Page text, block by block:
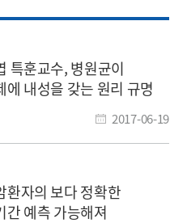
특훈교수, 병원균이
에 내성을 갖는 원리 규명
2017-06-19
환자의 보다 정확한
간 예측 가능해져